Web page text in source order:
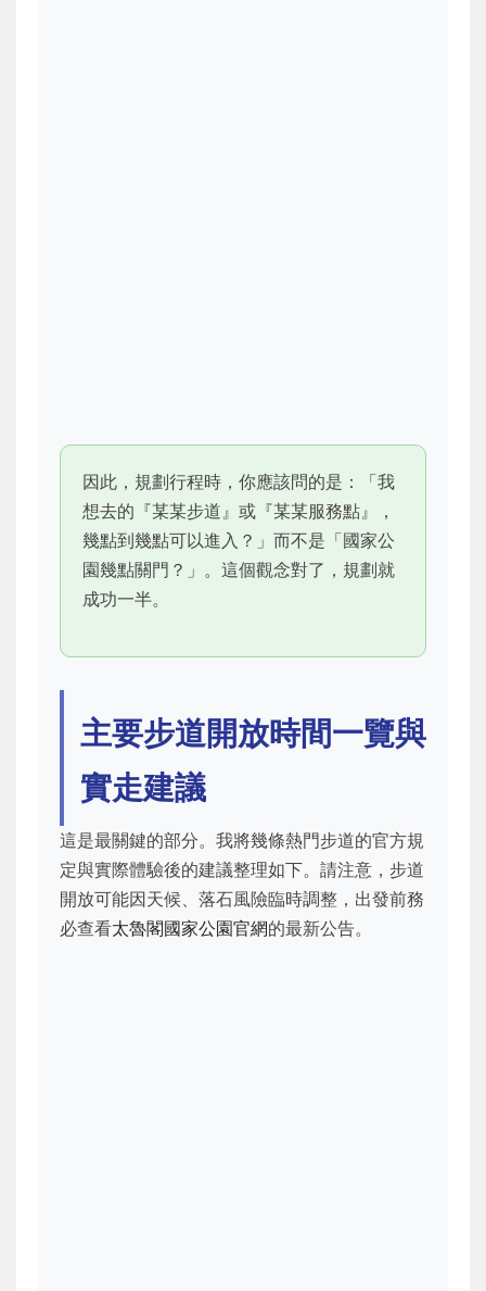
因此，規劃行程時，你應該問的是：「我
想去的『某某步道』或『某某服務點』，
幾點到幾點可以進入？」而不是「國家公
園幾點關門？」。這個觀念對了，規劃就
成功一半。
主要步道開放時間一覽與
實走建議
這是最關鍵的部分。我將幾條熱門步道的官方規
定與實際體驗後的建議整理如下。請注意，步道
開放可能因天候、落石風險臨時調整，出發前務
必查看太魯閣國家公園官網的最新公告。